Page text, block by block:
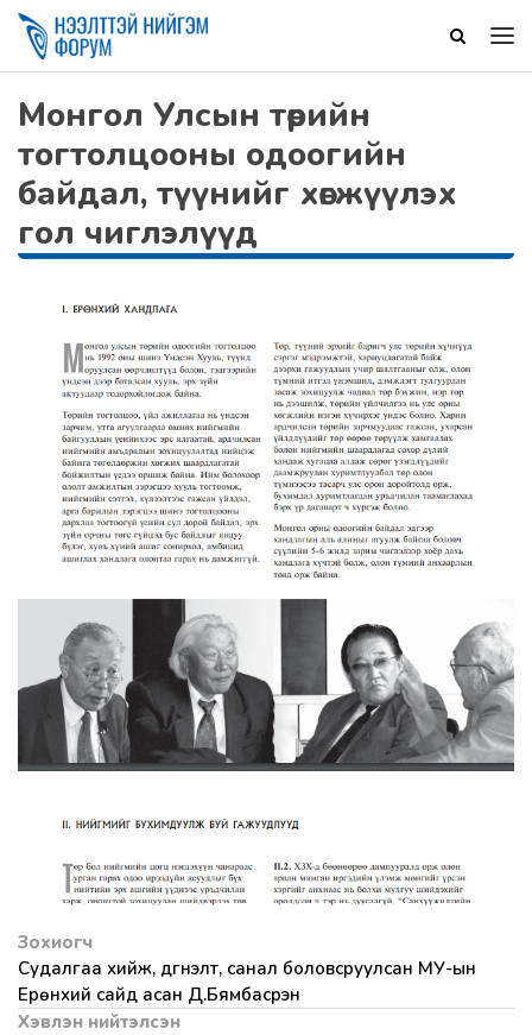
Монгол Улсын төрийн
тогтолцооны одоогийн
байдал, түүнийг хөгжүүлэх
гол чиглэлүүд
Зохиогч
Судалгаа хийж, дүгнэлт, санал боловсруулсан МУ-ын
Ерөнхий сайд асан Д.Бямбасүрэн
Хэвлэн нийтэлсэн